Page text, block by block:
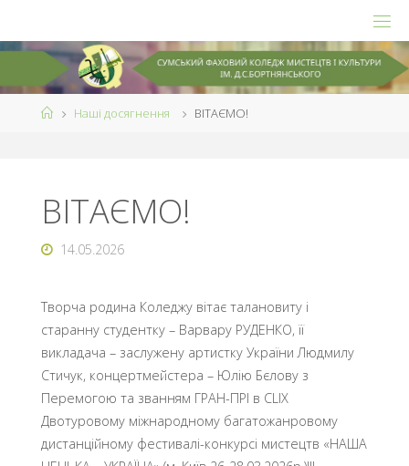
content
HomeНаші досягнення ВІТАЄМО!
ВІТАЄМО!
14.05.2026
Творча родина Коледжу вітає талановиту і
старанну студентку – Варвару РУДЕНКО, її
викладача – заслужену артистку України Людмилу
Стичук, концертмейстера – Юлію Бєлову з
Перемогою та званням ГРАН-ПРІ в CLIX
Двотуровому міжнародному багатожанровому
дистанційному фестивалі-конкурсі мистецтв «НАША